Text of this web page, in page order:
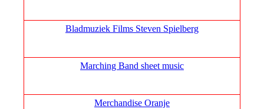
Bladmuziek Films Steven Spielberg
Marching Band sheet music
Merchandise Oranje